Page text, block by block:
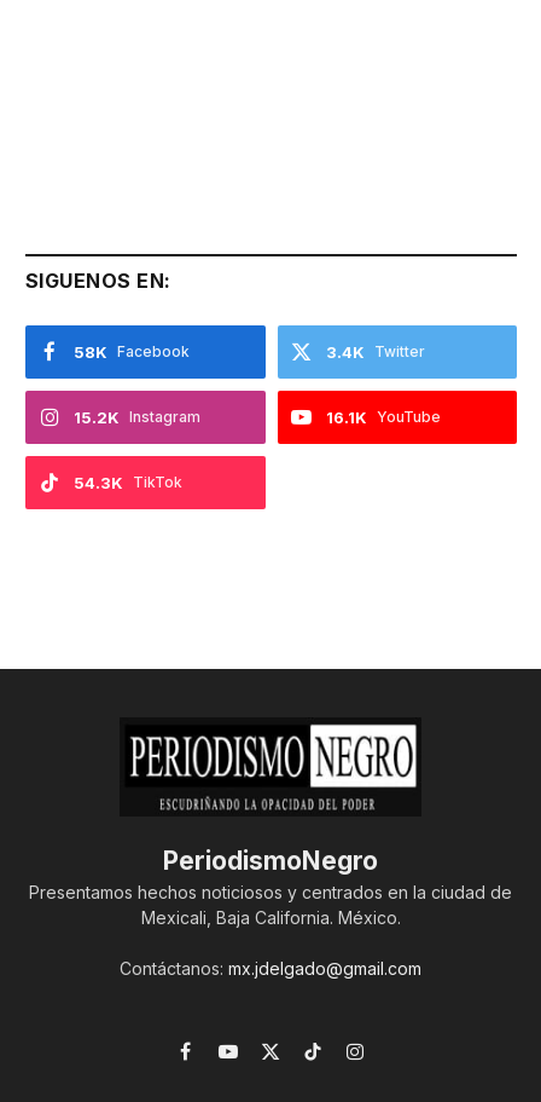
SIGUENOS EN:
Facebook
58K Twitter
3.4K
Instagram
15.2K YouTube
16.1K
TikTok
54.3K
PeriodismoNegro
Presentamos hechos noticiosos y centrados en la ciudad de
Mexicali, Baja California. México.
Contáctanos: mx.jdelgado@gmail.com
Facebook
YouTube
X
TikTokInstagram